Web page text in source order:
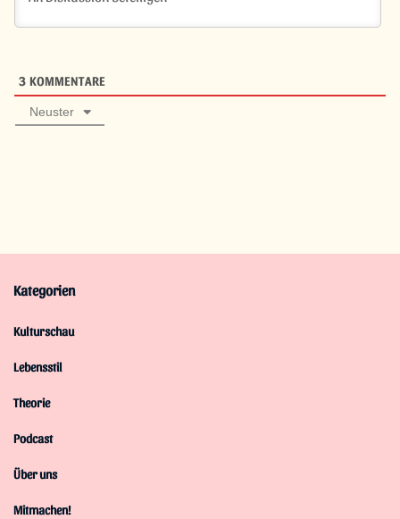
3 KOMMENTARE
Neuster
Kategorien
Kulturschau
Lebensstil
Theorie
Podcast
Über uns
Mitmachen!